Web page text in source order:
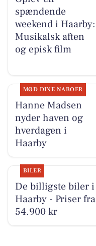
spændende
weekend i Haarby:
Musikalsk aften
og episk film
MØD DINE NABOER
Hanne Madsen
nyder haven og
hverdagen i
Haarby
BILER
De billigste biler i
Haarby - Priser fra
54.900 kr